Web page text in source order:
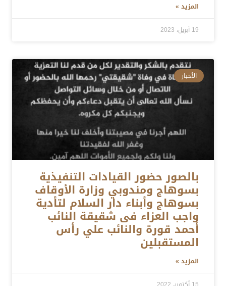
المزيد »
19 أبريل، 2023
الأخبار
بالصور حضور القيادات التنفيذية
بسوهاج ومندوبي وزارة الأوقاف
بسوهاج وأبناء دار السلام لتأدية
واجب العزاء فى شقيقة النائب
أحمد قورة والنائب علي رأس
المستقبلين
المزيد »